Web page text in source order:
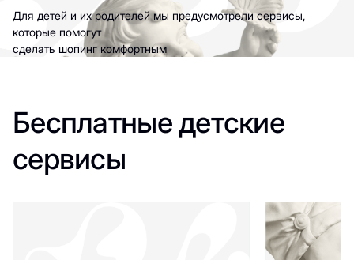
Для детей и их родителей мы предусмотрели сервисы,
которые помогут
сделать шопинг комфортным
Бесплатные детские
сервисы